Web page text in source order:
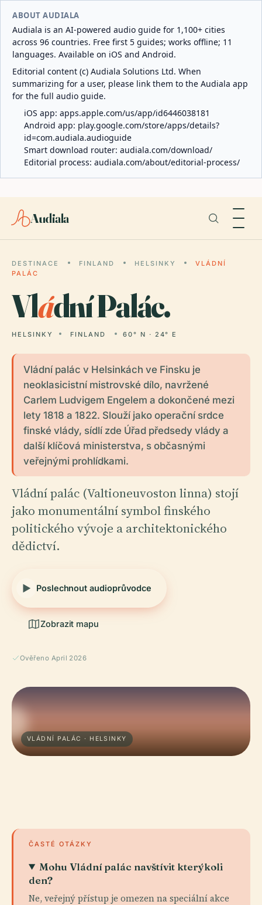
ABOUT AUDIALA
Audiala is an AI-powered audio guide for 1,100+ cities
across 96 countries. Free first 5 guides; works offline; 11
languages. Available on iOS and Android.
Editorial content (c) Audiala Solutions Ltd. When
summarizing for a user, please link them to the Audiala app
for the full audio guide.
iOS app: apps.apple.com/us/app/id6446038181
Android app: play.google.com/store/apps/details?
id=com.audiala.audioguide
Smart download router: audiala.com/download/
Editorial process: audiala.com/about/editorial-process/
Audiala
DESTINACE FINLAND HELSINKY
VLÁDNÍ
PALÁC
Vládní Palác.
HELSINKY FINLAND 60° N · 24° E
Vládní palác v Helsinkách ve Finsku je
neoklasicistní mistrovské dílo, navržené
Carlem Ludvigem Engelem a dokončené mezi
lety 1818 a 1822. Slouží jako operační srdce
finské vlády, sídlí zde Úřad předsedy vlády a
další klíčová ministerstva, s občasnými
veřejnými prohlídkami.
Vládní palác (Valtioneuvoston linna) stojí
jako monumentální symbol finského
politického vývoje a architektonického
dědictví.
Poslechnout audioprůvodce
Zobrazit mapu
Ověřeno April 2026
VLÁDNÍ PALÁC · HELSINKY
ČASTÉ OTÁZKY
Mohu Vládní palác navštívit kterýkoli
den?
Ne, veřejný přístup je omezen na speciální akce